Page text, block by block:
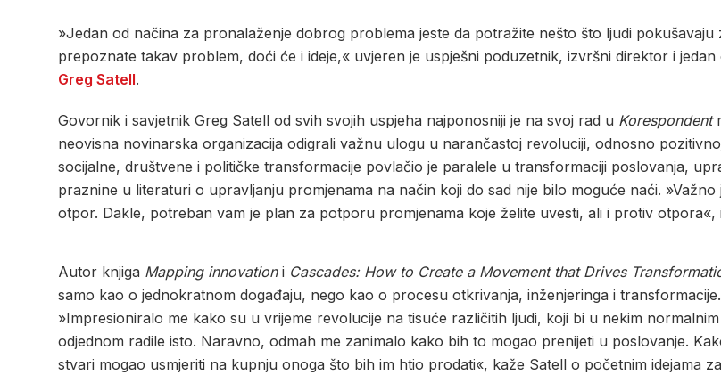
»Jedan od načina za pronalaženje dobrog problema jeste da potražite nešto što ljudi
prepoznate takav problem, doći će i ideje,« uvjeren je uspješni poduzetnik, izvršni direktor i
Greg Satell.
Govornik i savjetnik Greg Satell od svih svojih uspjeha najponosniji je na svoj rad u Korespondent
neovisna novinarska organizacija odigrali važnu ulogu u narančastoj revoluciji, odnosno
socijalne, društvene i političke transformacije povlačio je paralele u transformaciji poslovanja,
praznine u literaturi o upravljanju promjenama na način koji do sad nije bilo moguće naći.
otpor. Dakle, potreban vam je plan za potporu promjenama koje želite uvesti, ali i protiv otpora«,
Autor knjiga Mapping innovationi Cascades: How to Create a Movement that Drives
samo kao o jednokratnom događaju, nego kao o procesu otkrivanja, inženjeringa i
»Impresioniralo me kako su u vrijeme revolucije na tisuće različitih ljudi, koji bi u nekim
odjednom radile isto. Naravno, odmah me zanimalo kako bih to mogao prenijeti u poslovanje.
stvari mogao usmjeriti na kupnju onoga što bih im htio prodati«, kaže Satell o početnim idejama